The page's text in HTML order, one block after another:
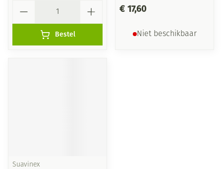
Bestel
€ 17,60
Niet beschikbaar
Suavinex